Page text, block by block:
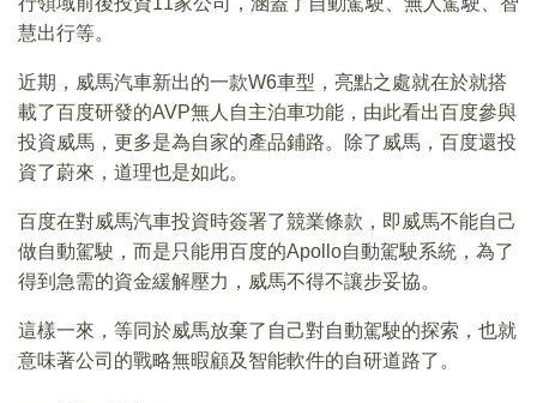
慧出行等。
近期，威馬汽車新出的一款W6車型，亮點之處就在於就搭
載了百度研發的AVP無人自主泊車功能，由此看出百度參與
投資威馬，更多是為自家的產品鋪路。除了威馬，百度還投
資了蔚來，道理也是如此。
百度在對威馬汽車投資時簽署了競業條款，即威馬不能自己
做自動駕駛，而是只能用百度的Apollo自動駕駛系統，為了
得到急需的資金緩解壓力，威馬不得不讓步妥協。
這樣一來，等同於威馬放棄了自己對自動駕駛的探索，也就
意味著公司的戰略無暇顧及智能軟件的自研道路了。